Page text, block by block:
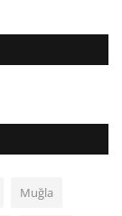
Muğla